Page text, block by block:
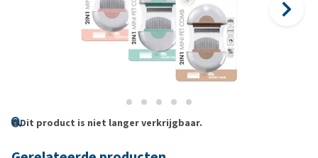
Dit product is niet langer verkrijgbaar.